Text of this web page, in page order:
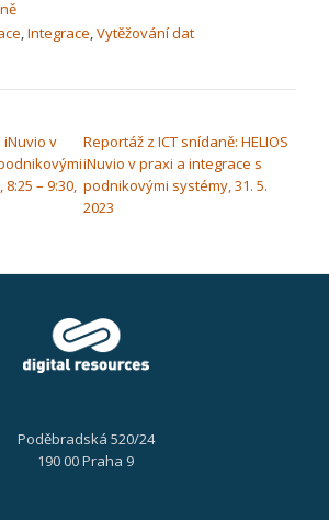
,Integrace,Vytěžování dat
iNuvio v
8:25 – 9:30,
Reportáž z ICT snídaně: HELIOS
iNuvio v praxi a integrace s
podnikovými systémy, 31. 5.
2023
Poděbradská 520/24
190 00 Praha 9